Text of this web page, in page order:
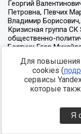
Для повышения
cookies (
сервисы
которые
Я